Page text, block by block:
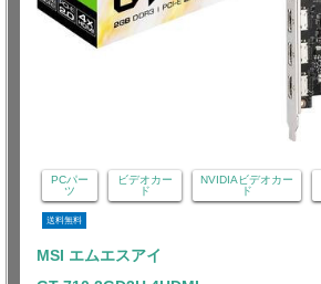
PCパー
ツ
ビデオカー
ド
NVIDIAビデオカー
ド
送料無料
MSI エムエスアイ